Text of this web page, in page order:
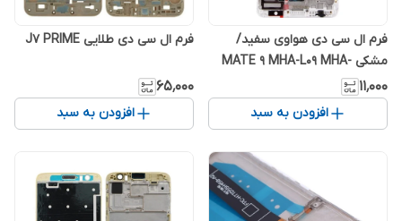
فرم ال سی دی هواوی سفید/
مشکی MATE 9 MHA-L09 MHA-
L29
۱۱٬۰۰۰
افزودن به سبد
فرم ال سی دی طلایی J7 PRIME
۶۵٬۰۰۰
افزودن به سبد